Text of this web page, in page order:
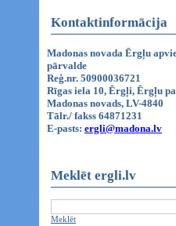
Kontaktinformācija
Madonas novada Ērgļu
pārvalde
Reģ.nr. 50900036721
Rīgas iela 10, Ērgļi, Ērgļu
Madonas novads, LV-4840
Tālr./ fakss 64871231
E-pasts: ergli@madona.lv
Meklēt ergli.lv
Meklēt